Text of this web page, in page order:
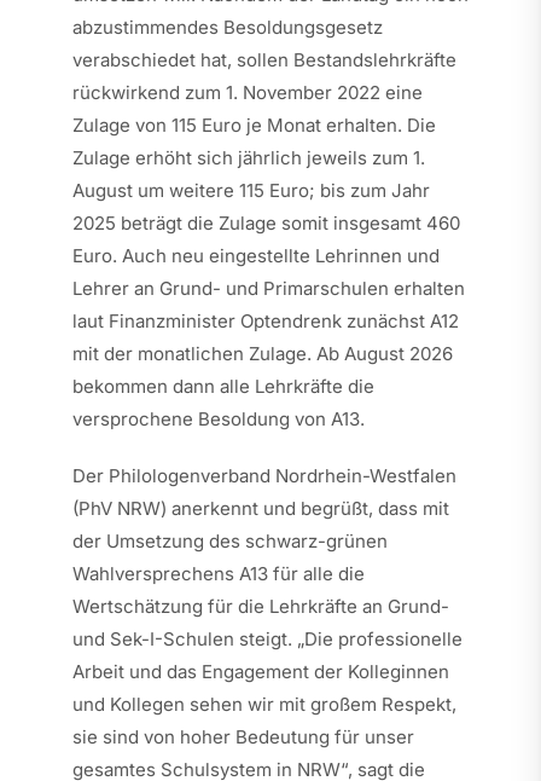
abzustimmendes Besoldungsgesetz
verabschiedet hat, sollen Bestandslehrkräfte
rückwirkend zum 1. November 2022 eine
Zulage von 115 Euro je Monat erhalten. Die
Zulage erhöht sich jährlich jeweils zum 1.
August um weitere 115 Euro; bis zum Jahr
2025 beträgt die Zulage somit insgesamt 460
Euro. Auch neu eingestellte Lehrinnen und
Lehrer an Grund- und Primarschulen erhalten
laut Finanzminister Optendrenk zunächst A12
mit der monatlichen Zulage. Ab August 2026
bekommen dann alle Lehrkräfte die
versprochene Besoldung von A13.
Der Philologenverband Nordrhein-Westfalen
(PhV NRW) anerkennt und begrüßt, dass mit
der Umsetzung des schwarz-grünen
Wahlversprechens A13 für alle die
Wertschätzung für die Lehrkräfte an Grund-
und Sek-I-Schulen steigt. „Die professionelle
Arbeit und das Engagement der Kolleginnen
und Kollegen sehen wir mit großem Respekt,
sie sind von hoher Bedeutung für unser
gesamtes Schulsystem in NRW“, sagt die